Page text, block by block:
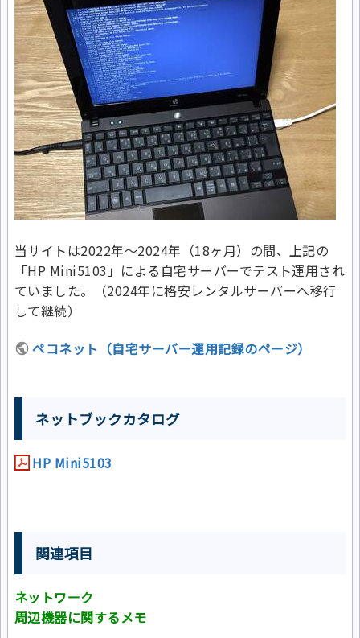
当サイトは2022年～2024年（18ヶ月）の間、上記の
「HP Mini5103」による自宅サーバーでテスト運用され
ていました。（2024年に格安レンタルサーバーへ移行
して継続）
ペコネット（自宅サーバー運用記録のページ）
ネットブックカタログ
HP Mini5103
関連項目
ネットワーク
周辺機器に関するメモ